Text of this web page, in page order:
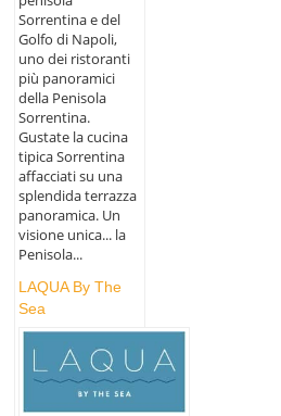
Sorrentina e del
Golfo di Napoli,
uno dei ristoranti
più panoramici
della Penisola
Sorrentina.
Gustate la cucina
tipica Sorrentina
affacciati su una
splendida terrazza
panoramica. Un
visione unica... la
Penisola...
LAQUA By The
Sea